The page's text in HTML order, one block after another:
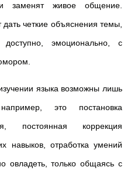
заменят живое общение.
четкие объяснения темы,
эмоционально, с
языка возможны лишь
это постановка
постоянная коррекция
навыков, отработка умений
овладеть, только общаясь с